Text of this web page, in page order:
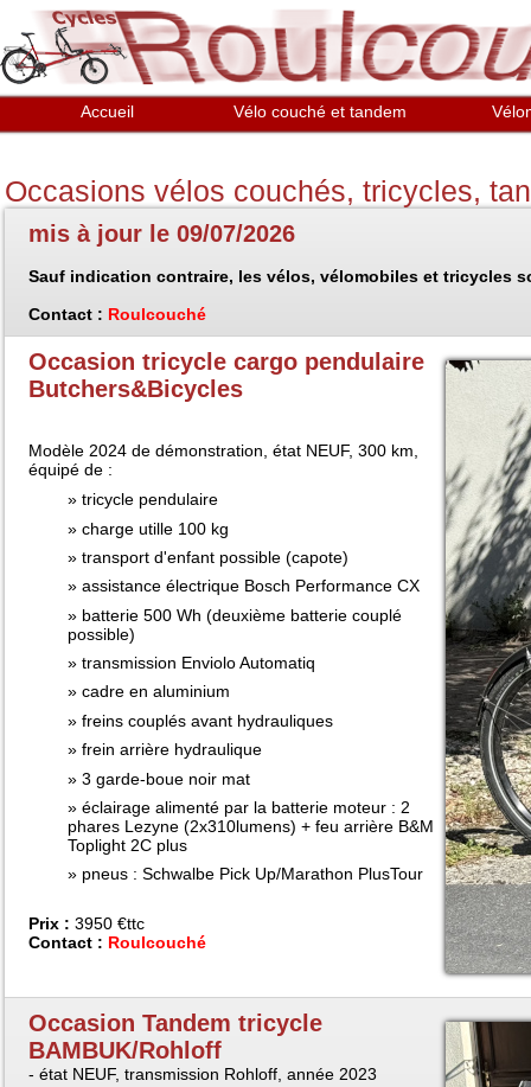
Aller au contenu principal
Accueil Vélo couché et tandem
Occasions vélos couchés, tricycles,
mis à jour le 09/07/2026
Sauf indication contraire, les vélos, vélomobiles et tricycles
Contact : Roulcouché
Occasion tricycle cargo pendulaire
Butchers&Bicycles
Modèle 2024 de démonstration, état NEUF, 300 km,
équipé de :
tricycle pendulaire
charge utille 100 kg
transport d'enfant possible (capote)
assistance électrique Bosch Performance CX
batterie 500 Wh (deuxième batterie couplé
possible)
transmission Enviolo Automatiq
cadre en aluminium
freins couplés avant hydrauliques
frein arrière hydraulique
3 garde-boue noir mat
éclairage alimenté par la batterie moteur : 2
phares Lezyne (2x310lumens) + feu arrière B&M
Toplight 2C plus
pneus : Schwalbe Pick Up/Marathon PlusTour
Prix : 3950 €ttc
Contact : Roulcouché
Occasion Tandem tricycle
BAMBUK/Rohloff
- état NEUF, transmission Rohloff, année 2023